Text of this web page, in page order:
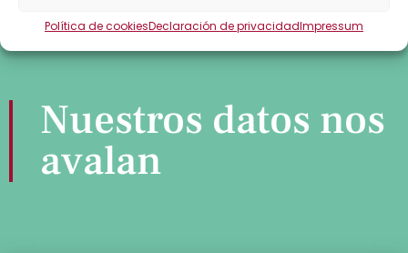
Política de cookiesDeclaración de privacidadImpressum
Nuestros datos nos
avalan